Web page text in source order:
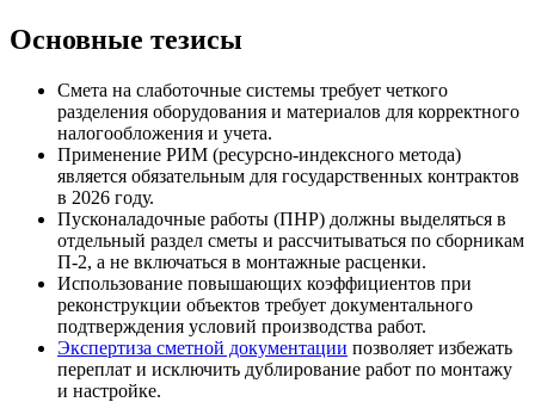
Основные тезисы
Смета на слаботочные системы требует четкого
разделения оборудования и материалов для корректного
налогообложения и учета.
Применение РИМ (ресурсно-индексного метода)
является обязательным для государственных контрактов
в 2026 году.
Пусконаладочные работы (ПНР) должны выделяться в
отдельный раздел сметы и рассчитываться по сборникам
П-2, а не включаться в монтажные расценки.
Использование повышающих коэффициентов при
реконструкции объектов требует документального
подтверждения условий производства работ.
Экспертиза сметной документации позволяет избежать
переплат и исключить дублирование работ по монтажу
и настройке.